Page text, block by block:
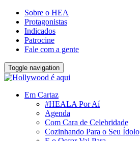
Sobre o HEA
Protagonistas
Indicados
Patrocine
Fale com a gente
Toggle navigation
Em Cartaz
#HEALA Por Aí
Agenda
Com Cara de Celebridade
Cozinhando Para o Seu Ídolo